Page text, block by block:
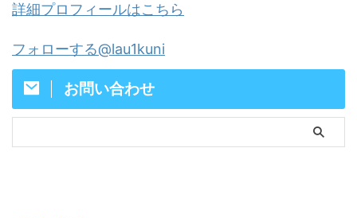
詳細プロフィールはこちら
フォローする@lau1kuni
お問い合わせ